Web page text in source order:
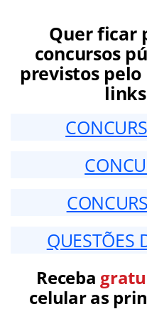
Quer ficar
concursos
previstos pelo
QUESTÕES
Receba
celular as